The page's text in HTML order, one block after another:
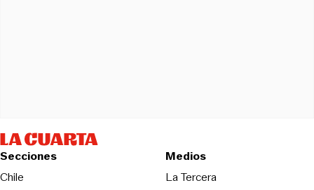
Secciones
Chile
Medios
La TerceraOpens in new